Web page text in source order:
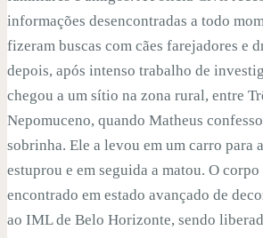
informações desencontradas a todo
fizeram buscas com cães farejadores e
depois, após intenso trabalho de
chegou a um sítio na zona rural, entre
Nepomuceno, quando Matheus
sobrinha. Ele a levou em um carro para
estuprou e em seguida a matou. O
encontrado em estado avançado de
ao IML de Belo Horizonte, sendo